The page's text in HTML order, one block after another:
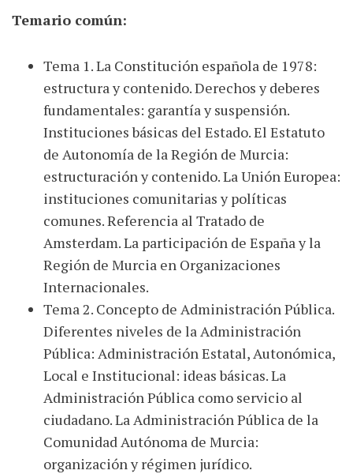
Temario común:
Tema 1. La Constitución española de 1978:
estructura y contenido. Derechos y deberes
fundamentales: garantía y suspensión.
Instituciones básicas del Estado. El Estatuto
de Autonomía de la Región de Murcia:
estructuración y contenido. La Unión Europea:
instituciones comunitarias y políticas
comunes. Referencia al Tratado de
Amsterdam. La participación de España y la
Región de Murcia en Organizaciones
Internacionales.
Tema 2. Concepto de Administración Pública.
Diferentes niveles de la Administración
Pública: Administración Estatal, Autonómica,
Local e Institucional: ideas básicas. La
Administración Pública como servicio al
ciudadano. La Administración Pública de la
Comunidad Autónoma de Murcia:
organización y régimen jurídico.